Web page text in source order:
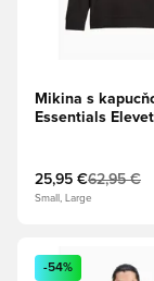
Mikina s
Essentials
25,95 €62,95 €
Small, Large
Otvorí modál
-54%